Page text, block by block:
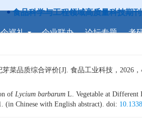
食品科学与工程领域高质量科技期
巡礼 企业联办 论坛专题 考
菜品质综合评价[J]. 食品工业科技，2026，
of Lycium barbarum L. Vegetable at Different
(in Chinese with English abstract). doi: